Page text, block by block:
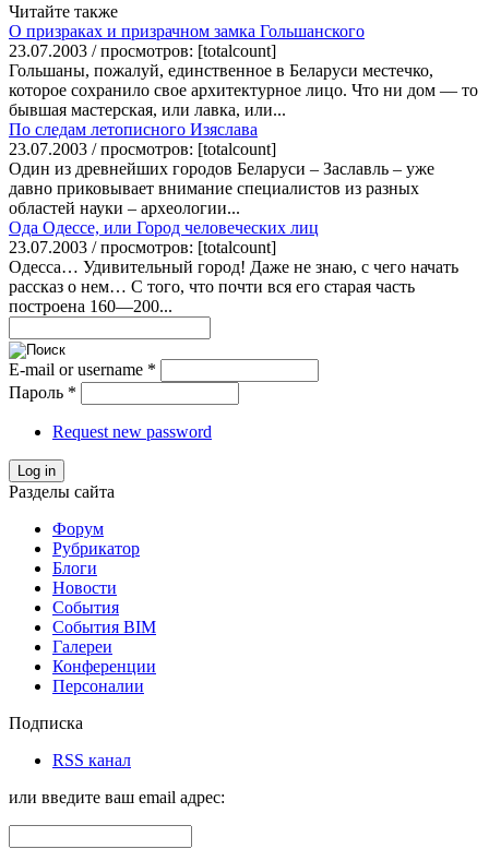
Читайте также
О призраках и призрачном замка Гольшанского
23.07.2003 / просмотров: [totalcount]
Гольшаны, пожалуй, единственное в Беларуси местечко,
которое сохранило свое архитектурное лицо. Что ни дом — то
бывшая мастерская, или лавка, или...
По следам летописного Изяслава
23.07.2003 / просмотров: [totalcount]
Один из древнейших городов Беларуси – Заславль – уже
давно приковывает внимание специалистов из разных
областей науки – археологии...
Ода Одессе, или Город человеческих лиц
23.07.2003 / просмотров: [totalcount]
Одесса… Удивительный город! Даже не знаю, с чего начать
рассказ о нем… С того, что почти вся его старая часть
построена 160—200...
E-mail or username *
Пароль *
Request new password
Log in
Разделы сайта
Форум
Рубрикатор
Блоги
Новости
События
События BIM
Галереи
Конференции
Персоналии
Подписка
RSS канал
или введите ваш email адрес: